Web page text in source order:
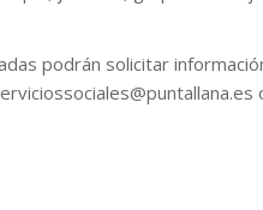
podrán solicitar